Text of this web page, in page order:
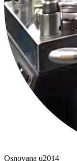
Osnovana u2014